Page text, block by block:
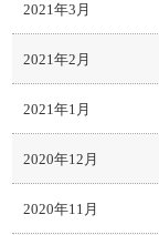
2021年3月
2021年2月
2021年1月
2020年12月
2020年11月